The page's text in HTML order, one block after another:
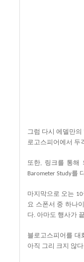
그럼 다시 에델만의
로고스피어에서 두
또한, 링크를 통해
Barometer Study를
마지막으로 오는 10
요 스폰서 중 하나
다. 아마도 행사가
블로고스피어를 대
아직 그리 크지 않